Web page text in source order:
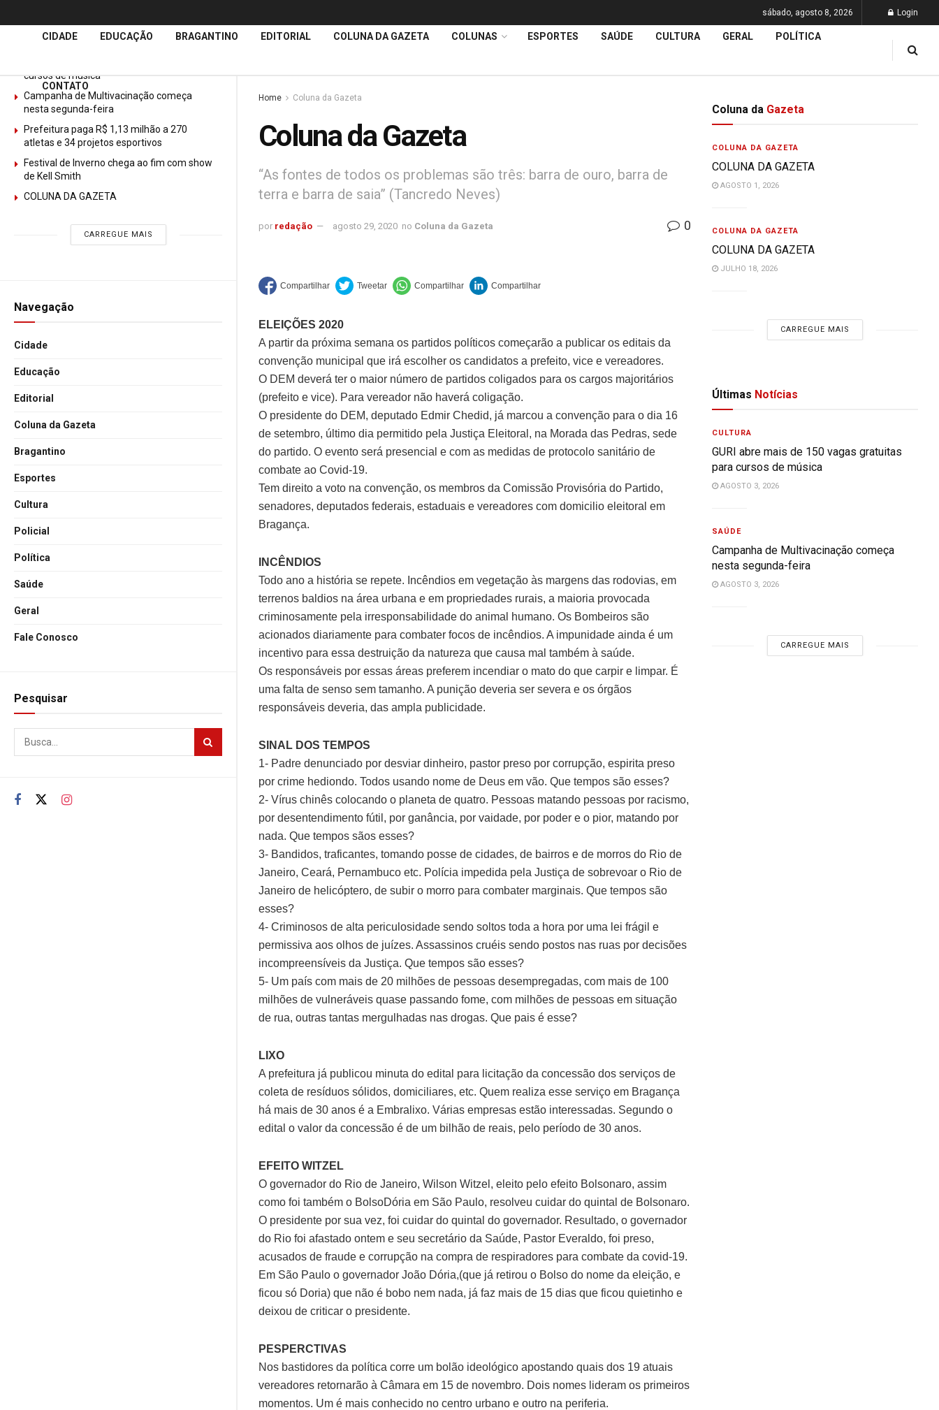
ÚltimasNotícias
cursos de música
Campanha de Multivacinação começa
nesta segunda-feira
Prefeitura paga R$ 1,13 milhão a 270
atletas e 34 projetos esportivos
Festival de Inverno chega ao fim com show
de Kell Smith
COLUNA DA GAZETA
CARREGUE MAIS
Navegação
Cidade
Educação
Editorial
Coluna da Gazeta
Bragantino
Esportes
Cultura
Policial
Política
Saúde
Geral
Fale Conosco
Pesquisar
sábado, agosto 8, 2026 Login
CIDADE EDUCAÇÃO BRAGANTINO EDITORIAL COLUNA DA GAZETA COLUNAS ESPORTES SAÚDE CULTURA GERAL POLÍTICA
CONTATO
Home Coluna da Gazeta
Coluna da Gazeta
“As fontes de todos os problemas são três: barra de ouro, barra de
terra e barra de saia” (Tancredo Neves)
por redação agosto 29, 2020 no Coluna da Gazeta 0
ELEIÇÕES 2020
A partir da próxima semana os partidos políticos começarão a publicar os editais da
convenção municipal que irá escolher os candidatos a prefeito, vice e vereadores.
O DEM deverá ter o maior número de partidos coligados para os cargos majoritários
(prefeito e vice). Para vereador não haverá coligação.
O presidente do DEM, deputado Edmir Chedid, já marcou a convenção para o dia 16
de setembro, último dia permitido pela Justiça Eleitoral, na Morada das Pedras, sede
do partido. O evento será presencial e com as medidas de protocolo sanitário de
combate ao Covid-19.
Tem direito a voto na convenção, os membros da Comissão Provisória do Partido,
senadores, deputados federais, estaduais e vereadores com domicilio eleitoral em
Bragança.
INCÊNDIOS
Todo ano a história se repete. Incêndios em vegetação às margens das rodovias, em
terrenos baldios na área urbana e em propriedades rurais, a maioria provocada
criminosamente pela irresponsabilidade do animal humano. Os Bombeiros são
acionados diariamente para combater focos de incêndios. A impunidade ainda é um
incentivo para essa destruição da natureza que causa mal também à saúde.
Os responsáveis por essas áreas preferem incendiar o mato do que carpir e limpar. É
uma falta de senso sem tamanho. A punição deveria ser severa e os órgãos
responsáveis deveria, das ampla publicidade.
SINAL DOS TEMPOS
1- Padre denunciado por desviar dinheiro, pastor preso por corrupção, espirita preso
por crime hediondo. Todos usando nome de Deus em vão. Que tempos são esses?
2- Vírus chinês colocando o planeta de quatro. Pessoas matando pessoas por racismo,
por desentendimento fútil, por ganância, por vaidade, por poder e o pior, matando por
nada. Que tempos sãos esses?
3- Bandidos, traficantes, tomando posse de cidades, de bairros e de morros do Rio de
Janeiro, Ceará, Pernambuco etc. Polícia impedida pela Justiça de sobrevoar o Rio de
Janeiro de helicóptero, de subir o morro para combater marginais. Que tempos são
esses?
4- Criminosos de alta periculosidade sendo soltos toda a hora por uma lei frágil e
permissiva aos olhos de juízes. Assassinos cruéis sendo postos nas ruas por decisões
incompreensíveis da Justiça. Que tempos são esses?
5- Um país com mais de 20 milhões de pessoas desempregadas, com mais de 100
milhões de vulneráveis quase passando fome, com milhões de pessoas em situação
de rua, outras tantas mergulhadas nas drogas. Que pais é esse?
LIXO
A prefeitura já publicou minuta do edital para licitação da concessão dos serviços de
coleta de resíduos sólidos, domiciliares, etc. Quem realiza esse serviço em Bragança
há mais de 30 anos é a Embralixo. Várias empresas estão interessadas. Segundo o
edital o valor da concessão é de um bilhão de reais, pelo período de 30 anos.
EFEITO WITZEL
O governador do Rio de Janeiro, Wilson Witzel, eleito pelo efeito Bolsonaro, assim
como foi também o BolsoDória em São Paulo, resolveu cuidar do quintal de Bolsonaro.
O presidente por sua vez, foi cuidar do quintal do governador. Resultado, o governador
do Rio foi afastado ontem e seu secretário da Saúde, Pastor Everaldo, foi preso,
acusados de fraude e corrupção na compra de respiradores para combate da covid-19.
Em São Paulo o governador João Dória,(que já retirou o Bolso do nome da eleição, e
ficou só Doria) que não é bobo nem nada, já faz mais de 15 dias que ficou quietinho e
deixou de criticar o presidente.
PESPERCTIVAS
Nos bastidores da política corre um bolão ideológico apostando quais dos 19 atuais
vereadores retornarão à Câmara em 15 de novembro. Dois nomes lideram os primeiros
momentos. Um é mais conhecido no centro urbano e outro na periferia.
Coluna da Gazeta
COLUNA DA GAZETA
COLUNA DA GAZETA
AGOSTO 1, 2026
COLUNA DA GAZETA
COLUNA DA GAZETA
JULHO 18, 2026
CARREGUE MAIS
Últimas Notícias
CULTURA
GURI abre mais de 150 vagas gratuitas
para cursos de música
AGOSTO 3, 2026
SAÚDE
Campanha de Multivacinação começa
nesta segunda-feira
AGOSTO 3, 2026
CARREGUE MAIS